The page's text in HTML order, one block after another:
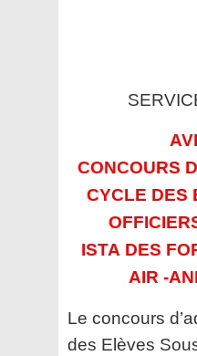
CONCOURS
CYCLE DES
ISTA DES
AIR -
Le concours
des Elèves